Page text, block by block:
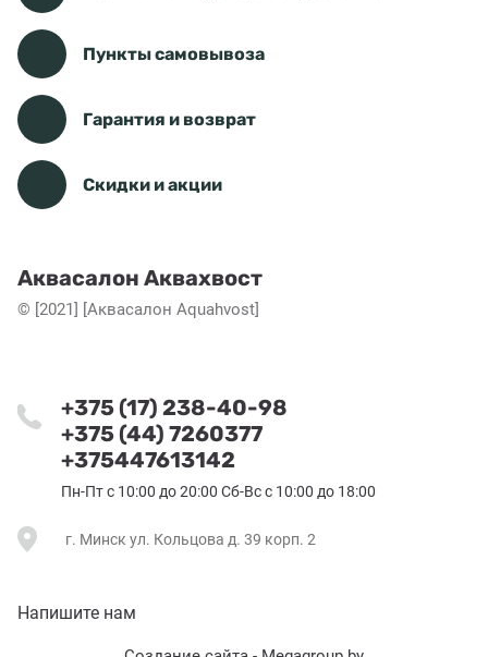
Пункты самовывоза
Гарантия и возврат
Скидки и акции
Аквасалон Аквахвост
© [2021] [Аквасалон Aquahvost]
+375 (17) 238-40-98
+375 (44) 7260377
+375447613142
Пн-Пт с 10:00 до 20:00 Сб-Вс с 10:00 до 18:00
г. Минск ул. Кольцова д. 39 корп. 2
Напишите нам